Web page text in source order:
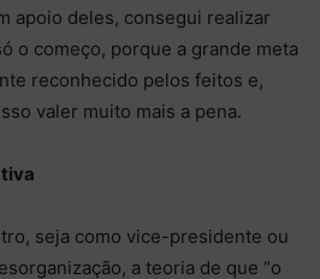
apoio deles, consegui realizar
o começo, porque a grande meta
reconhecido pelos feitos e,
valer muito mais a pena.
seja como vice-presidente ou
a teoria de que “o